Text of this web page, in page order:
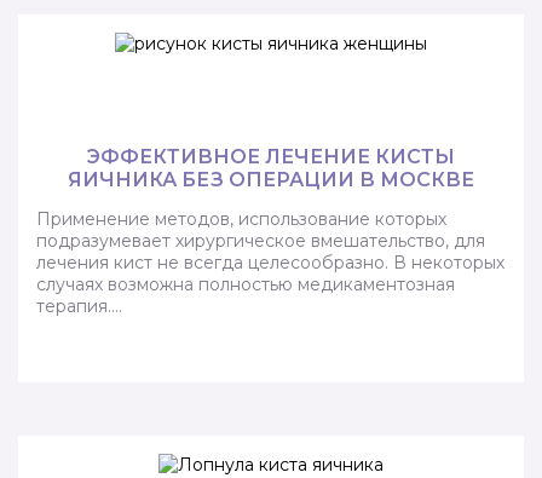
ЭФФЕКТИВНОЕ ЛЕЧЕНИЕ КИСТЫ
ЯИЧНИКА БЕЗ ОПЕРАЦИИ В МОСКВЕ
Применение методов, использование которых
подразумевает хирургическое вмешательство, для
лечения кист не всегда целесообразно. В некоторых
случаях возможна полностью медикаментозная
терапия….